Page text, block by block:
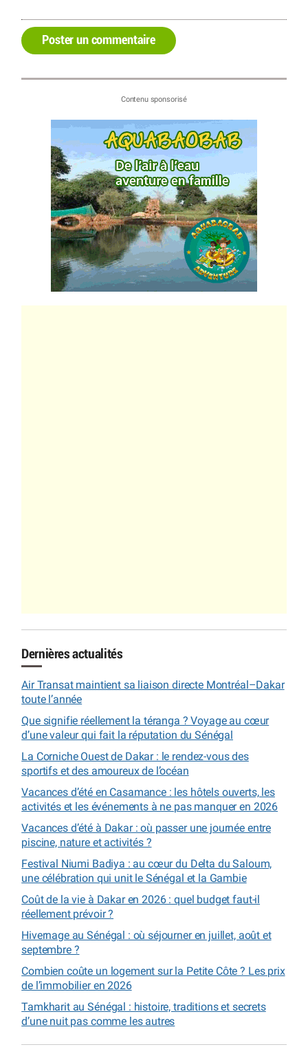
Poster un commentaire
Dernières actualités
Air Transat maintient sa liaison directe Montréal–Dakar
toute l’année
Que signifie réellement la téranga ? Voyage au cœur
d’une valeur qui fait la réputation du Sénégal
La Corniche Ouest de Dakar : le rendez-vous des
sportifs et des amoureux de l’océan
Vacances d’été en Casamance : les hôtels ouverts, les
activités et les événements à ne pas manquer en 2026
Vacances d’été à Dakar : où passer une journée entre
piscine, nature et activités ?
Festival Niumi Badiya : au cœur du Delta du Saloum,
une célébration qui unit le Sénégal et la Gambie
Coût de la vie à Dakar en 2026 : quel budget faut-il
réellement prévoir ?
Hivernage au Sénégal : où séjourner en juillet, août et
septembre ?
Combien coûte un logement sur la Petite Côte ? Les prix
de l’immobilier en 2026
Tamkharit au Sénégal : histoire, traditions et secrets
d’une nuit pas comme les autres